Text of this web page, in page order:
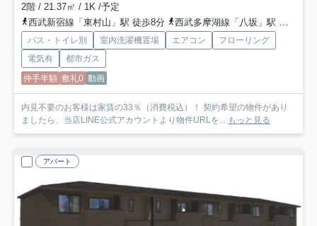
2階 / 21.37㎡ / 1K /予定
西武新宿線「東村山」駅 徒歩8分
西武多摩湖線「八坂」駅 徒歩25分
バス・トイレ別 室内洗濯機置場 エアコン
フローリング
電気有
都市ガス
仲手半額 敷礼0 動画
内見不要のお客様は家賃の33％（消費税込）！ 契約希望の物件があり
ましたら、当店LINE公式アカウントより物件URLを...
もっと見る
アパート